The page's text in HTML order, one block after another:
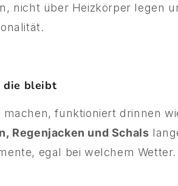
nicht über Heizkörper legen
die bleibt
funktioniert drinnen
Regenjacken und Schals
egal bei welchem Wetter.